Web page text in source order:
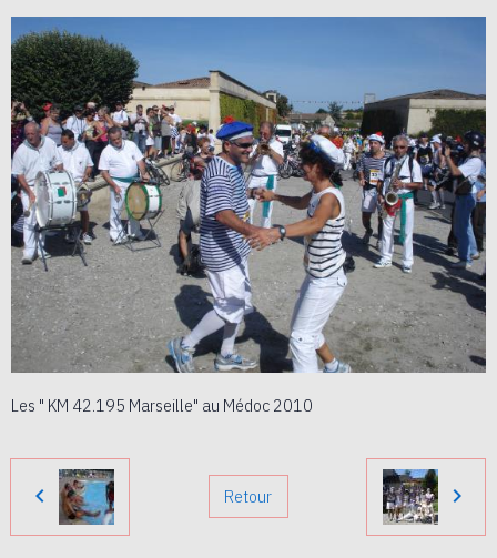
Les " KM 42.195 Marseille" au Médoc 2010
Retour